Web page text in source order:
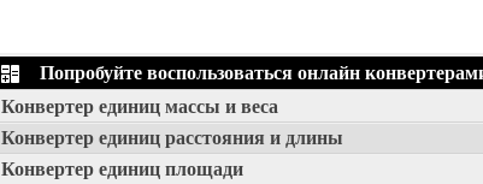
Попробуйте воспользоваться онлайн
Конвертер единиц массы и веса
Конвертер единиц расстояния и длины
Конвертер единиц площади